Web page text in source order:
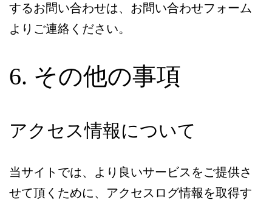
するお問い合わせは、お問い合わせフォーム
よりご連絡ください。
6. その他の事項
アクセス情報について
当サイトでは、より良いサービスをご提供さ
せて頂くために、アクセスログ情報を取得す